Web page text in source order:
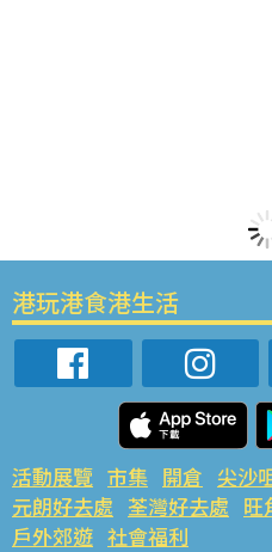
港玩港食港生活
活動展覽 市集 開倉 尖沙
元朗好去處 荃灣好去處 旺
戶外郊遊 社會福利